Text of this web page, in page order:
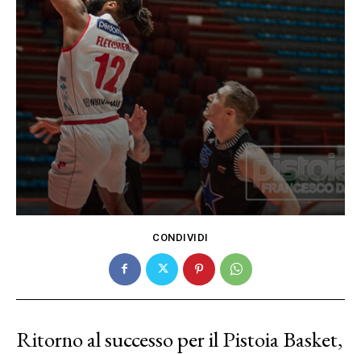
CONDIVIDI
Ritorno al successo per il Pistoia Basket,